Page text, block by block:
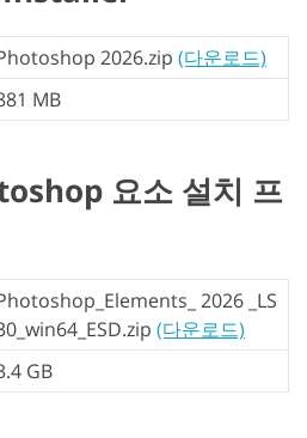
2026.zip (다운로드)
MB
요소 설치 프
2026 _LS
(다운로드)
GB